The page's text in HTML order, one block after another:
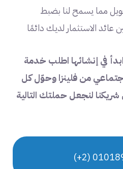
مما يسمح لنا بضبط
الاستثمار لديك دائمًا
في إنشائها اطلب خدمة
من فلينزا وحوّل كل
لنجعل حملتك التالية